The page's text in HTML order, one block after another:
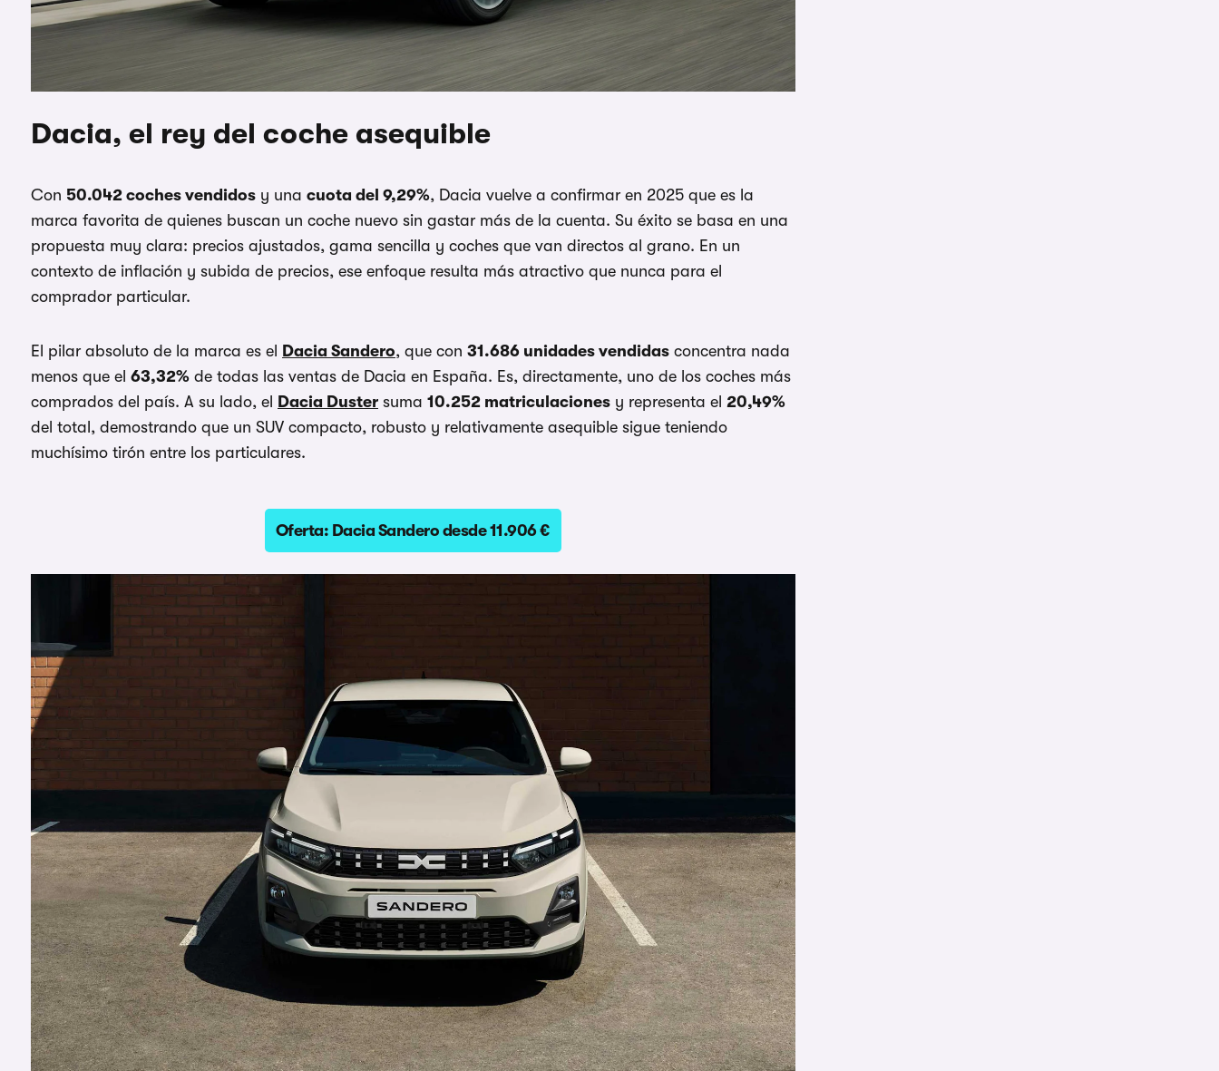
Dacia, el rey del coche asequible
Con 50.042 coches vendidos y una cuota del 9,29%, Dacia vuelve a confirmar en 2025 que es la
marca favorita de quienes buscan un coche nuevo sin gastar más de la cuenta. Su éxito se basa en una
propuesta muy clara: precios ajustados, gama sencilla y coches que van directos al grano. En un
contexto de inflación y subida de precios, ese enfoque resulta más atractivo que nunca para el
comprador particular.
El pilar absoluto de la marca es el Dacia Sandero, que con 31.686 unidades vendidas concentra nada
menos que el 63,32% de todas las ventas de Dacia en España. Es, directamente, uno de los coches más
comprados del país. A su lado, el Dacia Duster suma 10.252 matriculaciones y representa el 20,49%
del total, demostrando que un SUV compacto, robusto y relativamente asequible sigue teniendo
muchísimo tirón entre los particulares.
Oferta: Dacia Sandero desde 11.906 €